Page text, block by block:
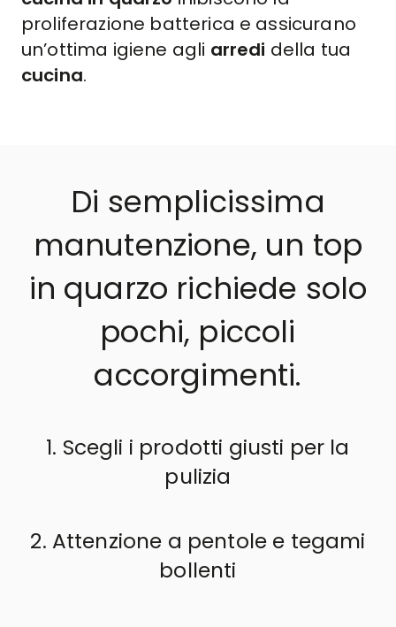
proliferazione batterica e assicurano
un’ottima igiene agli arredi della tua
cucina.
Di semplicissima
manutenzione, un top
in quarzo richiede solo
pochi, piccoli
accorgimenti.
1. Scegli i prodotti giusti per la
pulizia
2. Attenzione a pentole e tegami
bollenti